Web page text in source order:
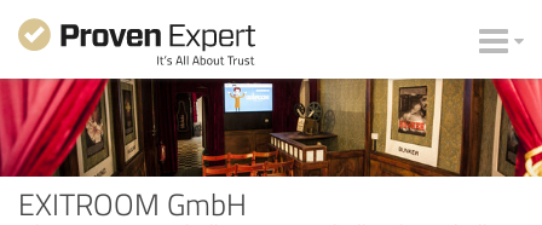
EXITROOM GmbH